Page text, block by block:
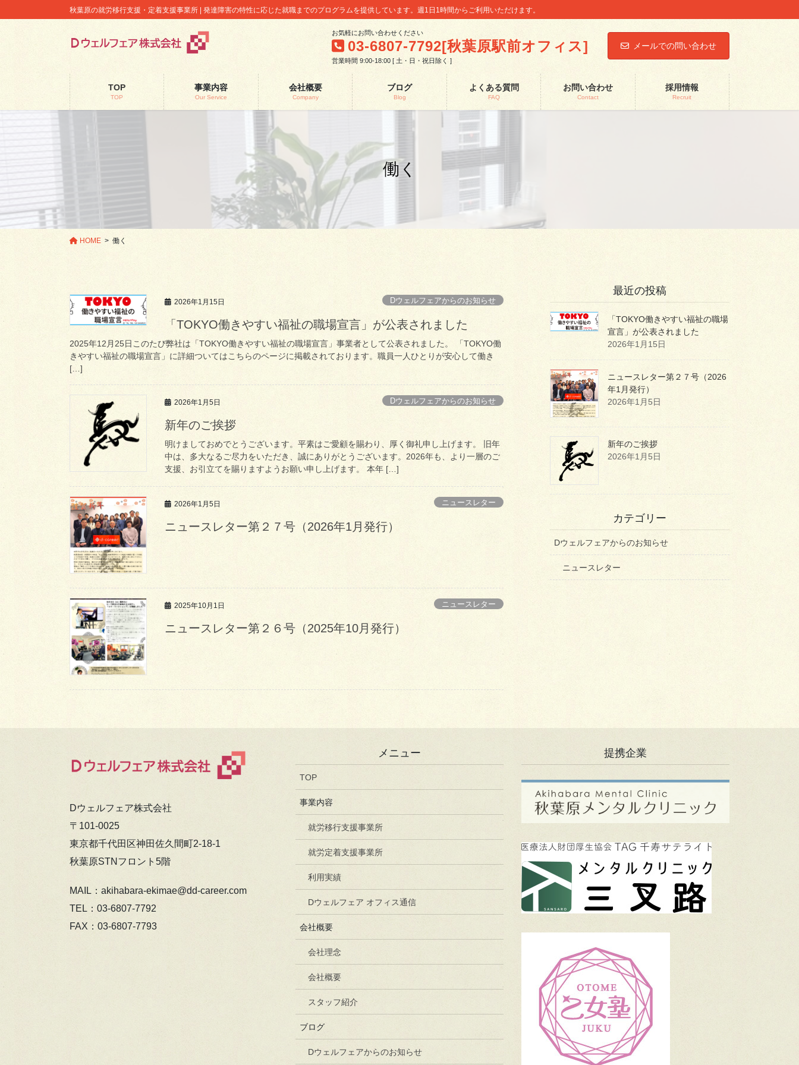
ン
ビ
秋葉原の就労移行支援・定着支援事業所 | 発達障害の特性に応じた就職までのプログラムを提供しています。週1日1時間からご利用いただけます。
お気軽にお問い合わせください
03-6807-7792[秋葉原駅前オフィス]
営業時間 9:00-18:00 [ 土・日・祝日除く ]
メールでの問い合わせ
TOP
TOP
事業内容
Our Service
会社概要
Company
ブログ
Blog
よくある質問
FAQ
お問い合わせ
Contact
採用情報
Recruit
働く
HOME 働く
2026年1月15日 Dウェルフェアからのお知らせ
「TOKYO働きやすい福祉の職場宣言」が公表されました
2025年12月25日このたび弊社は「TOKYO働きやすい福祉の職場宣言」事業者として公表されました。 「TOKYO働
きやすい福祉の職場宣言」に詳細ついてはこちらのページに掲載されております。職員一人ひとりが安心して働き
[…]
2026年1月5日 Dウェルフェアからのお知らせ
新年のご挨拶
明けましておめでとうございます。平素はご愛顧を賜わり、厚く御礼申し上げます。 旧年
中は、多大なるご尽力をいただき、誠にありがとうございます。2026年も、より一層のご
支援、お引立てを賜りますようお願い申し上げます。 本年 […]
2026年1月5日 ニュースレター
ニュースレター第２７号（2026年1月発行）
2025年10月1日 ニュースレター
ニュースレター第２６号（2025年10月発行）
最近の投稿
「TOKYO働きやすい福祉の職場
宣言」が公表されました
2026年1月15日
ニュースレター第２７号（2026
年1月発行）
2026年1月5日
新年のご挨拶
2026年1月5日
カテゴリー
Dウェルフェアからのお知らせ
ニュースレター
Dウェルフェア株式会社
〒101-0025
東京都千代田区神田佐久間町2-18-1
秋葉原STNフロント5階
MAIL：akihabara-ekimae@dd-career.com
TEL：03-6807-7792
FAX：03-6807-7793
メニュー
TOP
事業内容
就労移行支援事業所
就労定着支援事業所
利用実績
Dウェルフェア オフィス通信
会社概要
会社理念
会社概要
スタッフ紹介
ブログ
Dウェルフェアからのお知らせ
提携企業